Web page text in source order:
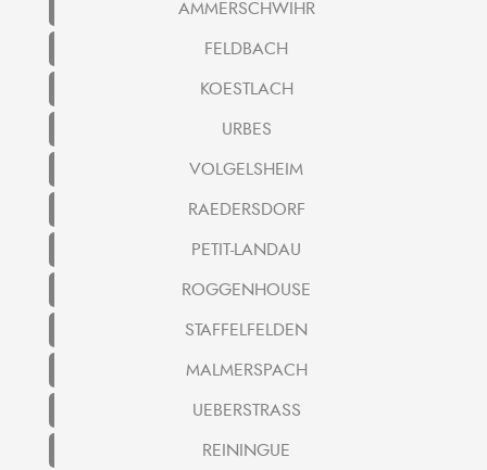
AMMERSCHWIHR
FELDBACH
KOESTLACH
URBES
VOLGELSHEIM
RAEDERSDORF
PETIT-LANDAU
ROGGENHOUSE
STAFFELFELDEN
MALMERSPACH
UEBERSTRASS
REININGUE